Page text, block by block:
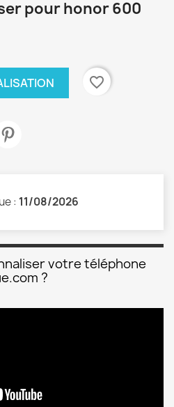
pour honor 600
favorite_border
: 11/08/2026
votre téléphone
?